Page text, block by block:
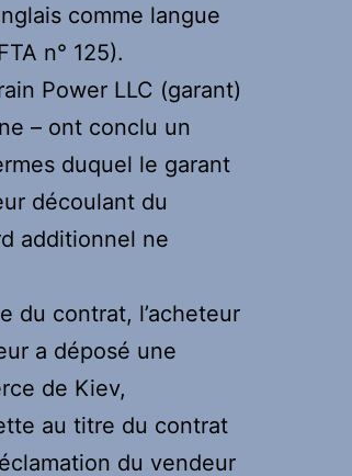
comme langue
n° 125).
Power LLC (garant)
– ont conclu un
duquel le garant
découlant du
additionnel ne
du contrat, l’acheteur
a déposé une
de Kiev,
au titre du contrat
du vendeur